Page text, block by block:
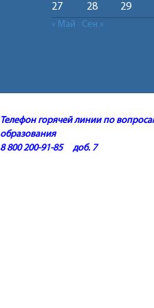
27
28 29
« Май Сен »
Телефон горячей линии по
образования
8 800 200-91-85 доб. 7